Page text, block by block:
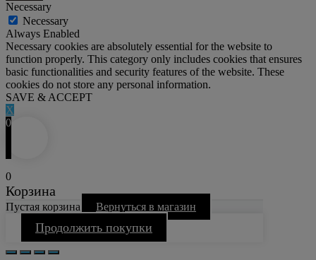
Necessary
Necessary
Always Enabled
Necessary cookies are absolutely essential for the website to
function properly. This category only includes cookies that ensures
basic functionalities and security features of the website. These
cookies do not store any personal information.
SAVE & ACCEPT
X
0
0
Корзина
Пустая корзина Вернуться в магазин
Продолжить покупки